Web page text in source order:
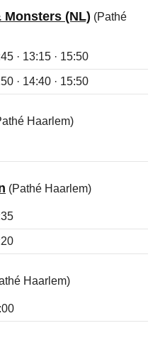
Monsters (NL) (Pathé
· 13:15 · 15:50
· 14:40 · 15:50
Haarlem)
(Pathé Haarlem)
Haarlem)